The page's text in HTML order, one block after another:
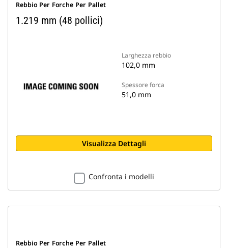
Rebbio Per Forche Per Pallet
1.219 mm (48 pollici)
Larghezza rebbio
102,0 mm
Spessore forca
51,0 mm
Visualizza Dettagli
Confronta i modelli
Rebbio Per Forche Per Pallet